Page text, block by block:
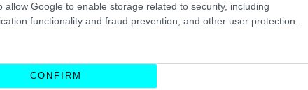
allow Google to enable storage related to security, including
functionality and fraud prevention, and other user protection.
CONFIRM
της αυστραλιανής αυτοκινητικής
Σε αντίθεση με τα παραδοσιακά επαγγελματικά
σκάλας,τα ute χρησιμοποιούν